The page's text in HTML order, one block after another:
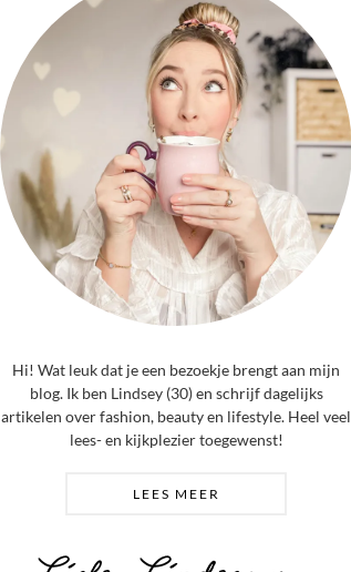
Hi! Wat leuk dat je een bezoekje brengt aan mijn
blog. Ik ben Lindsey (30) en schrijf dagelijks
artikelen over fashion, beauty en lifestyle. Heel veel
lees- en kijkplezier toegewenst!
LEES MEER